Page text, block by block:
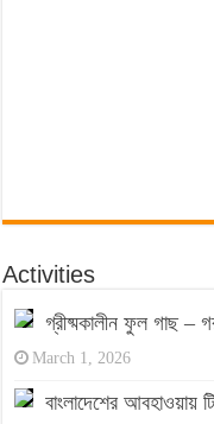
Activities
গ্রীষ্মকালীন ফুল গাছ –
March 1, 2026
বাংলাদেশের আবহাওয়ায়